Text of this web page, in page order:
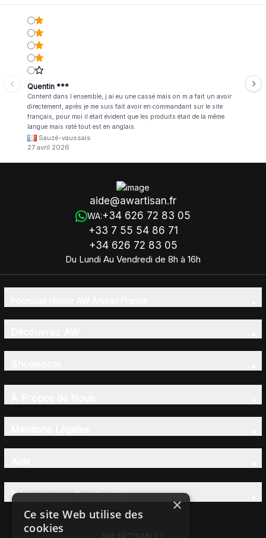
Quentin ***
Content dans l ensemble, j ai eu une cassé mais on m a fait un avoir
directement, après je me suis fait avoir en commandant sur le site
français, pour moi il était évident que les produits était de la même
langue mais raté tout est en anglais.
Sauzé-vaussais
27 avril 2026
aide@awartisan.fr
WA:+34 626 72 83 05
+33 7 55 54 86 71
+34 626 72 83 05
Du Lundi Au Vendredi de 8h à 16h
Découvrez la Famille AW
×
Ce site Web utilise des
cookies